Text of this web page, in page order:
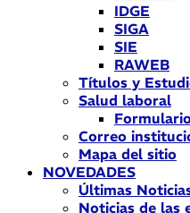
IDGE
SIGA
SIE
RAWEB
Títulos y
Salud laboral
Correo
Mapa del sitio
NOVEDADES
Últimas
Noticias de las